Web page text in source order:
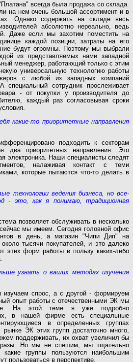
всегда была продажа со склада.
на нем очень большой ассортимент и в
Однако содержать на складе весь
абсолютно нереально, ведь
Даже если мы захотим поместить на
каждой позиции, затраты на его
будут огромны. Поэтому мы выбрали
из представляемых нами западной
менеджер, работающий только с этим
универсальную технологию работы
с любой из западных компаний
специальный сотрудник прослеживает
- от покупки у производителя до
каждый раз согласовывая сроки
какие-то приоритетные направления
подходить к секторам
два приоритетных направления. Это
электроника. Наши специалисты следят
налаживая контакт с теми
которые пытаются что-то делать в
технологии ведения бизнеса, но все-
- это, как я понимаю, традиционная
позволяет обслуживать в несколько
мы имеем. Сегодня головной офис
в день, а магазин "Чипи Дип" на
около тысячи покупателей, и это далеко
этих форм работы в пользу каких-либо
узнать о ваших методах изучения
спрос, а с другой - формируем
опыт работы с отечественными ЭК мы
На этой теме я уже подробно
в нашей фирме есть специальные
в определенных группах
ЭК этих групп достаточно много,
поддерживать, их охват увеличил бы
разы. Но мы не спешим, мы тщательно
группы пользуются наибольшим
пользоваться в перспективе.